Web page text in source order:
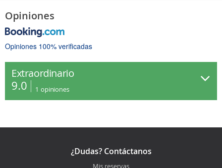
Opiniones
Opiniones 100% verificadas
Extraordinario
9.0 1 opiniones
¿Dudas? Contáctanos
Mis reservas